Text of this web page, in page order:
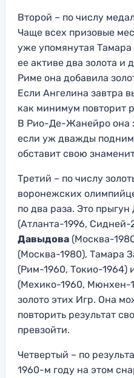
Второй – по числу
Чаще всех призовые
уже упомянутая
ее активе два золота и
Риме она добавила
Если Ангелина завтра
как минимум повторит
В Рио-Де-Жанейро она
если уж дважды
обставит свою
Третий – по числу
воронежских
по два раза. Это
(Атланта-1996, Сидней-
Давыдова (Москва-
(Москва-1980), Тамара
(Рим-1960, Токио-1964)
(Мехико-1960, Мюнхен-
золото этих Игр. Она
повторить результат
превзойти.
Четвертый – по
1960-м году на этом